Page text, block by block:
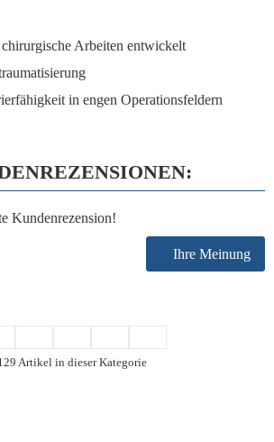
Arbeiten entwickelt
in engen Operationsfeldern
Kundenrezension!
Ihre Meinung
Artikel in dieser Kategorie